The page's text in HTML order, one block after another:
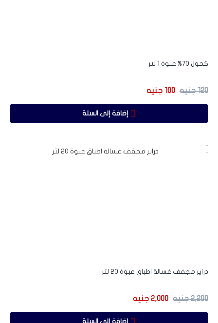
كحول 70% عبوة 1 لتر
120 جنيه 100 جنيه
إضافة إلى السلة
دراير مجفف غسالة اطباق عبوة 20 لتر
2,200 جنيه 2,000 جنيه
إضافة إلى السلة